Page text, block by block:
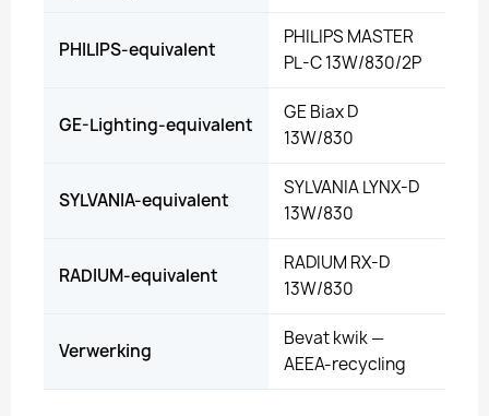
PHILIPS-equivalent
PHILIPS MASTER
PL-C 13W/830/2P
GE-Lighting-equivalent
GE Biax D
13W/830
SYLVANIA-equivalent
SYLVANIA LYNX-D
13W/830
RADIUM-equivalent
RADIUM RX-D
13W/830
Verwerking
Bevat kwik —
AEEA-recycling